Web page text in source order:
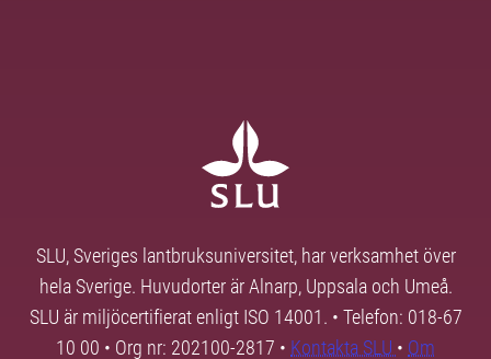
SLU, Sveriges lantbruksuniversitet, har verksamhet över
hela Sverige. Huvudorter är Alnarp, Uppsala och Umeå.
SLU är miljöcertifierat enligt ISO 14001. • Telefon: 018-67
10 00 • Org nr: 202100-2817 • Kontakta SLU • Om